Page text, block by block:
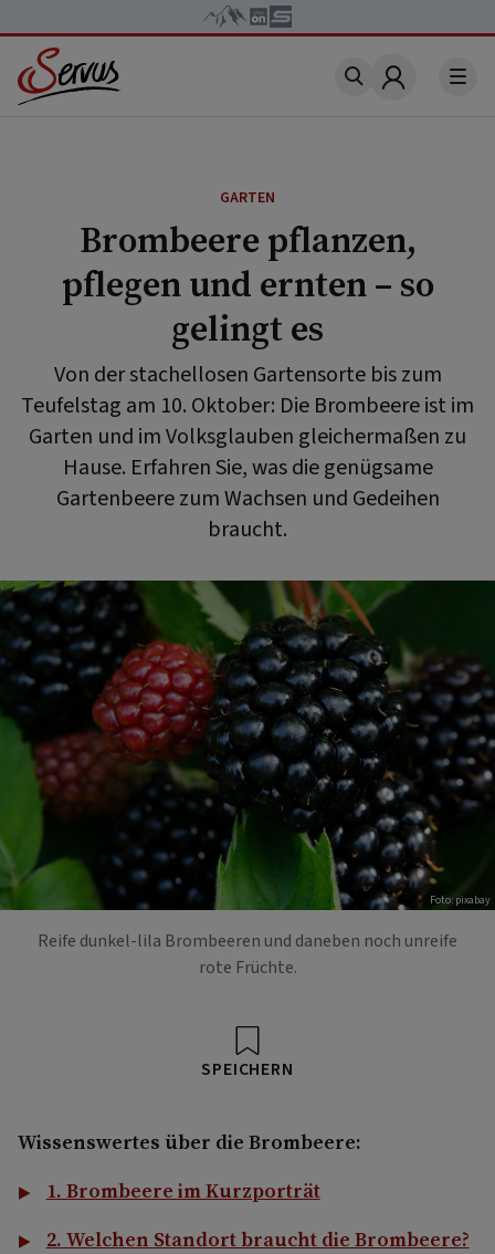
Account
GARTEN
Brombeere pflanzen,
pflegen und ernten – so
gelingt es
Von der stachellosen Gartensorte bis zum
Teufelstag am 10. Oktober: Die Brombeere ist im
Garten und im Volksglauben gleichermaßen zu
Hause. Erfahren Sie, was die genügsame
Gartenbeere zum Wachsen und Gedeihen
braucht.
Foto: pixabay
Reife dunkel-lila Brombeeren und daneben noch unreife
rote Früchte.
SPEICHERN
Wissenswertes über die Brombeere:
1. Brombeere im Kurzporträt
2. Welchen Standort braucht die Brombeere?